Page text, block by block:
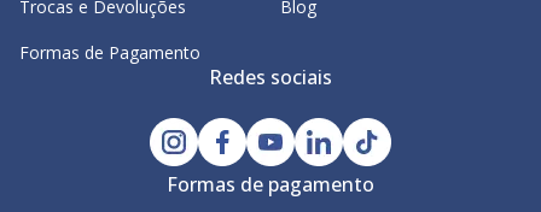
Trocas e Devoluções
Formas de Pagamento
Blog
Redes sociais
Formas de pagamento